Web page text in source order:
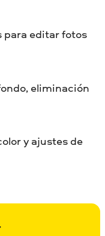
editar fotos
eliminación
y ajustes de